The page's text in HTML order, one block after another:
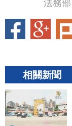
法務部
相關新聞